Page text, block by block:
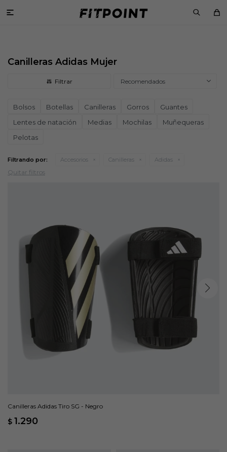

Canilleras Adidas Mujer
Recomendados
Bolsos Botellas Canilleras Gorros
Guantes
Lentes de natación
Medias Mochilas
Muñequeras
Pelotas
Filtrando por: Accesorios Canilleras Adidas
Quitar filtros
Canilleras Adidas Tiro SG - Negro
$ 1.290